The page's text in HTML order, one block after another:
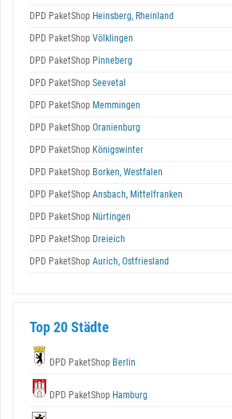
DPD PaketShop Heinsberg, Rheinland
DPD PaketShop Völklingen
DPD PaketShop Pinneberg
DPD PaketShop Seevetal
DPD PaketShop Memmingen
DPD PaketShop Oranienburg
DPD PaketShop Königswinter
DPD PaketShop Borken, Westfalen
DPD PaketShop Ansbach, Mittelfranken
DPD PaketShop Nürtingen
DPD PaketShop Dreieich
DPD PaketShop Aurich, Ostfriesland
Top 20 Städte
DPD PaketShop Berlin
DPD PaketShop Hamburg